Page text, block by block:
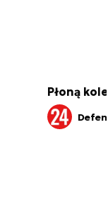
Płoną